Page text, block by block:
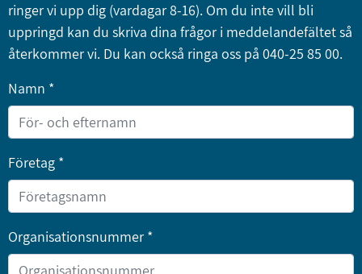
ringer vi upp dig (vardagar 8-16). Om du inte vill bli
uppringd kan du skriva dina frågor i meddelandefältet så
återkommer vi. Du kan också ringa oss på 040-25 85 00.
Namn *
Företag *
Organisationsnummer *